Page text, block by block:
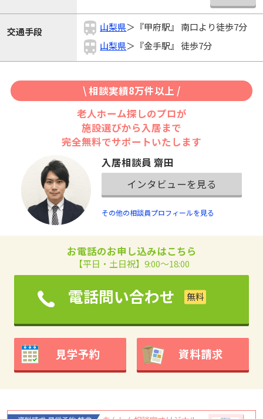
交通手段 山梨県＞『甲府駅』 南口より徒歩7分
山梨県＞『金手駅』 徒歩7分
\ 相談実績8万件以上 /
老人ホーム探しのプロが
施設選びから入居まで
完全無料でサポートいたします
入居相談員 齋田
インタビューを見る
その他の相談員プロフィールを見る
お電話のお申し込みはこちら
【平日・土日祝】9:00～18:00
電話問い合わせ
見学予約 資料請求